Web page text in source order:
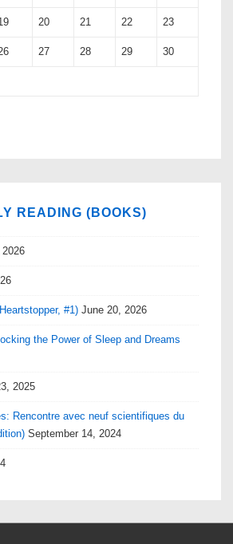
20 21 22 23
27 28 29 30
READING (BOOKS)
#1) June 20, 2026
the Power of Sleep and Dreams
2025
Rencontre avec neuf scientifiques du
September 14, 2024